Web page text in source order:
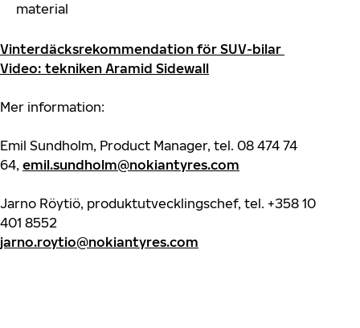
material
Vinterdäcksrekommendation för SUV-bilar
Video: tekniken Aramid Sidewall
Mer information:
Emil Sundholm, Product Manager, tel. 08 474 74
64, emil.sundholm@nokiantyres.com
Jarno Röytiö, produktutvecklingschef, tel. +358 10
401 8552
jarno.roytio@nokiantyres.com